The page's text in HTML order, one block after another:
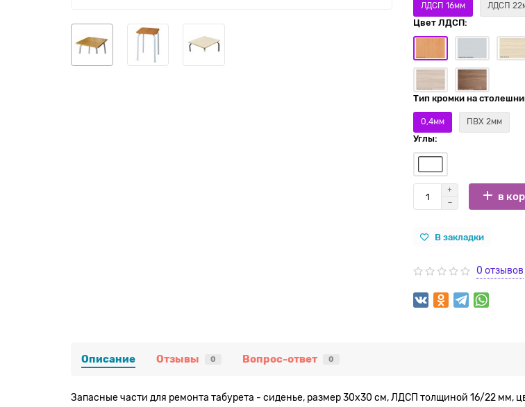
ЛДСП 16мм ЛДСП
Цвет ЛДСП:
Тип кромки на
0,4мм ПВХ 2мм
Углы:
в
В закладки
0 отзывов
Описание Отзывы 0 Вопрос-ответ 0
Запасные части для ремонта табурета - сиденье, размер 30х30 см, ЛДСП толщиной 16/22 мм,